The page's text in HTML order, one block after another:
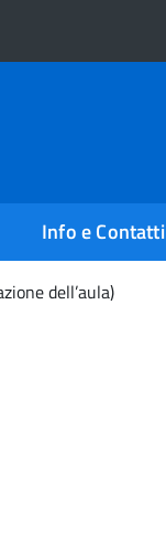
Info e Contatti
dell’aula)